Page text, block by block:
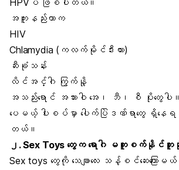
HPVပဲ ဖြစ်ပါတယ်။
အကူးနည်းတာက
HIV
Chlamydia (ကလက်မိုင်ဒီးယား)
ဆီးခုံသန်း
လိင်အင်္ဂါ ကြွက်နို့
အသည်းရောင် အသားဝါ အေ၊ ဘီ၊ စီ ပိုးတွေ
ပေမယ့် ပါးစပ်မှာ ပေါက်ပြဲဒဏ်ရာတွေ ရှိနေရင်
တယ်။
၂. Sex Toys တွေက ရောဂါ မကူးစက်နိုင်ဘူး
Sex toys တွေကို သေချာလေး သန့်စင်ဆေးကြေ